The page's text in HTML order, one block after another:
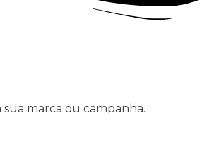
marca ou campanha.